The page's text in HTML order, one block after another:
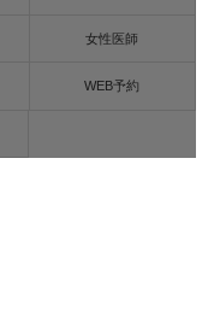
女性医師
WEB予約